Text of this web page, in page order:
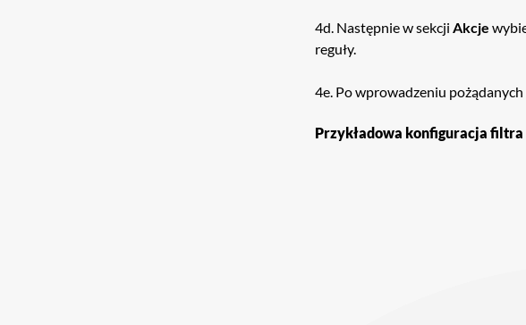
4d. Następnie w sekcji Akcje
reguły.
4e. Po wprowadzeniu
Przykładowa konfiguracja filtra